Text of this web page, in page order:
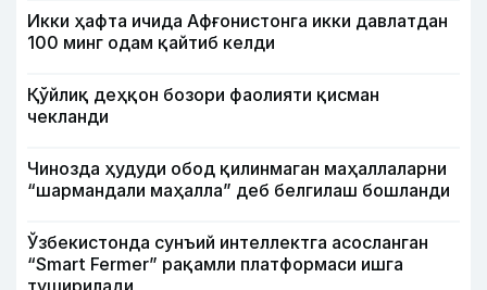
Икки ҳафта ичида Афғонистонга икки давлатдан
100 минг одам қайтиб келди
Қўйлиқ деҳқон бозори фаолияти қисман
чекланди
Чинозда ҳудуди обод қилинмаган маҳаллаларни
“шармандали маҳалла” деб белгилаш бошланди
Ўзбекистонда сунъий интеллектга асосланган
“Smart Fermer” рақамли платформаси ишга